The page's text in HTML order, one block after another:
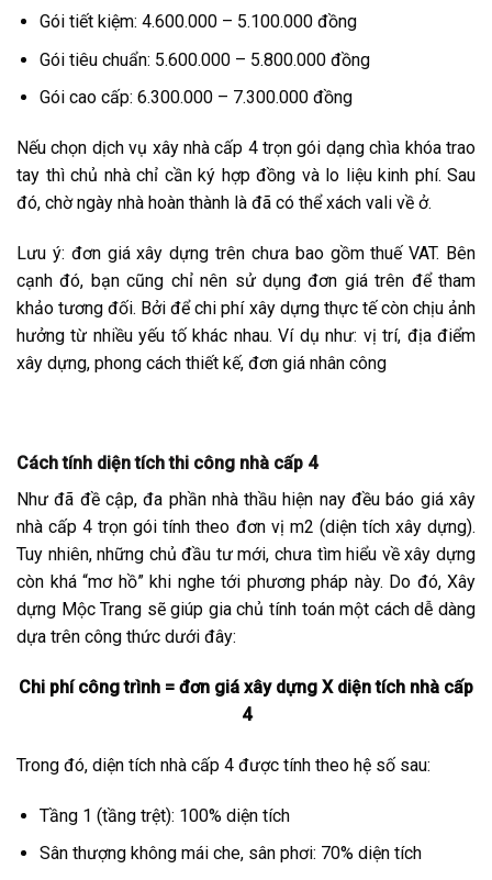
Gói tiết kiệm: 4.600.000 – 5.100.000 đồng
Gói tiêu chuẩn: 5.600.000 – 5.800.000 đồng
Gói cao cấp: 6.300.000 – 7.300.000 đồng
Nếu chọn dịch vụ xây nhà cấp 4 trọn gói dạng chìa khóa trao
tay thì chủ nhà chỉ cần ký hợp đồng và lo liệu kinh phí. Sau
đó, chờ ngày nhà hoàn thành là đã có thể xách vali về ở.
Lưu ý: đơn giá xây dựng trên chưa bao gồm thuế VAT. Bên
cạnh đó, bạn cũng chỉ nên sử dụng đơn giá trên để tham
khảo tương đối. Bởi để chi phí xây dựng thực tế còn chịu ảnh
hưởng từ nhiều yếu tố khác nhau. Ví dụ như: vị trí, địa điểm
xây dựng, phong cách thiết kế, đơn giá nhân công
Cách tính diện tích thi công nhà cấp 4
Như đã đề cập, đa phần nhà thầu hiện nay đều báo giá xây
nhà cấp 4 trọn gói tính theo đơn vị m2 (diện tích xây dựng).
Tuy nhiên, những chủ đầu tư mới, chưa tìm hiểu về xây dựng
còn khá “mơ hồ” khi nghe tới phương pháp này. Do đó, Xây
dựng Mộc Trang sẽ giúp gia chủ tính toán một cách dễ dàng
dựa trên công thức dưới đây:
Chi phí công trình = đơn giá xây dựng X diện tích nhà cấp
4
Trong đó, diện tích nhà cấp 4 được tính theo hệ số sau:
Tầng 1 (tầng trệt): 100% diện tích
Sân thượng không mái che, sân phơi: 70% diện tích